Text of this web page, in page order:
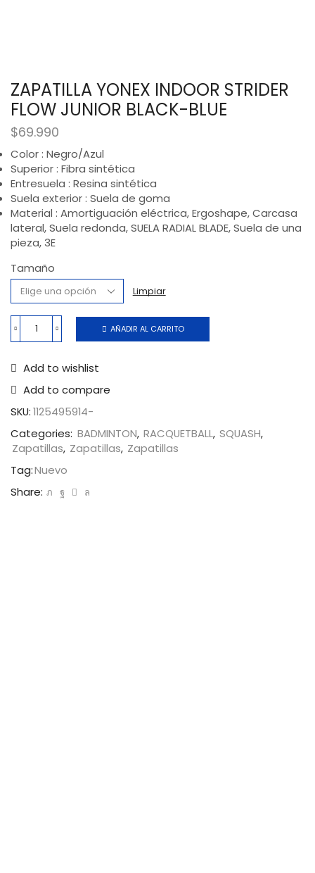
ZAPATILLA YONEX INDOOR STRIDER
FLOW JUNIOR BLACK-BLUE
$69.990
Color : Negro/Azul​
Superior : Fibra sintética
Entresuela : Resina sintética
Suela exterior : Suela de goma
Material : Amortiguación eléctrica, Ergoshape, Carcasa
lateral, Suela redonda, SUELA RADIAL BLADE, Suela de una
pieza, 3E
Tamaño
Limpiar
AÑADIR AL CARRITO
Add to wishlist
Add to compare
SKU:1125495914-
Categories: BADMINTON, RACQUETBALL, SQUASH,
Zapatillas, Zapatillas, Zapatillas
Tag:Nuevo
Share: